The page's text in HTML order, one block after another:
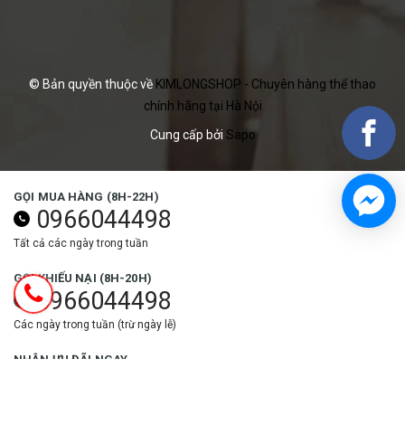
© Bản quyền thuộc về KIMLONGSHOP - Chuyên hàng thể thao
chính hãng tại Hà Nội
Cung cấp bởi Sapo
GỌI MUA HÀNG (8H-22H)
0966044498
Tất cả các ngày trong tuần
GỌI KHIẾU NẠI (8H-20H)
0966044498
Các ngày trong tuần (trừ ngày lễ)
NHẬN ƯU ĐÃI NGAY